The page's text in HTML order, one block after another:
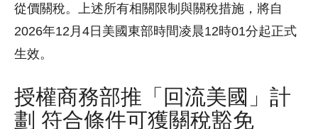
從價關稅。上述所有相關限制與關稅措施，將自
2026年12月4日美國東部時間凌晨12時01分起正式
生效。
授權商務部推「回流美國」計
劃 符合條件可獲關稅豁免